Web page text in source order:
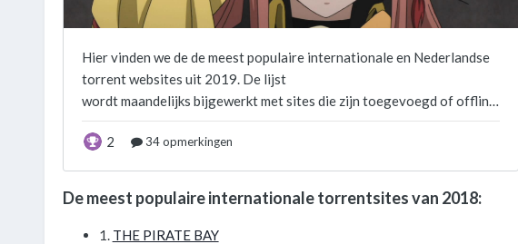
De meest populaire internationale torrentsites van 2018:
1. THE PIRATE BAY